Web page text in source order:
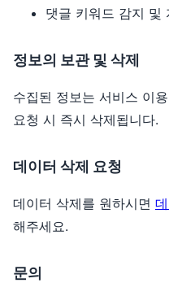
댓글 키워드 감지 및
정보의 보관 및 삭제
수집된 정보는 서비스 이
요청 시 즉시 삭제됩니다.
데이터 삭제 요청
데이터 삭제를 원하시면
해주세요.
문의